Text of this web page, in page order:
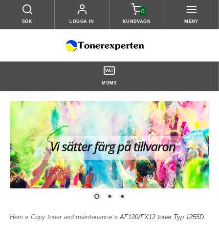
SÖK LOGGA IN
0
KUNDVAGN MENY
MOMS
Hem » Copy toner and maintenance » AF120/FX12 toner Typ 1255D